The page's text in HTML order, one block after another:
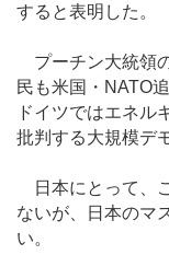
すると表明した。
プーチン大統領
民も米国・NATO
ドイツではエネル
批判する大規模デ
日本にとって、
ないが、日本のマ
い。